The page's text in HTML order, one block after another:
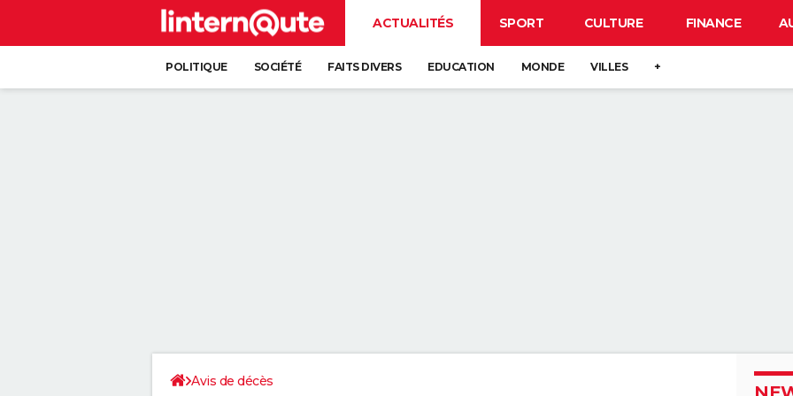
ACTUALITÉS SPORT CULTURE FINANCE
POLITIQUE SOCIÉTÉ FAITS DIVERS EDUCATION MONDE VILLES +
Avis de décès